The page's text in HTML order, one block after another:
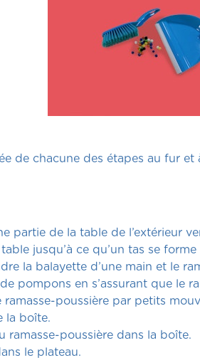
de chacune des étapes au fur
partie de la table de l’extérieur
jusqu’à ce qu’un tas se forme
la balayette d’une main et le
pompons en s’assurant que le
poussière par petits
la boîte.
ramasse-poussière dans la boîte.
le plateau.